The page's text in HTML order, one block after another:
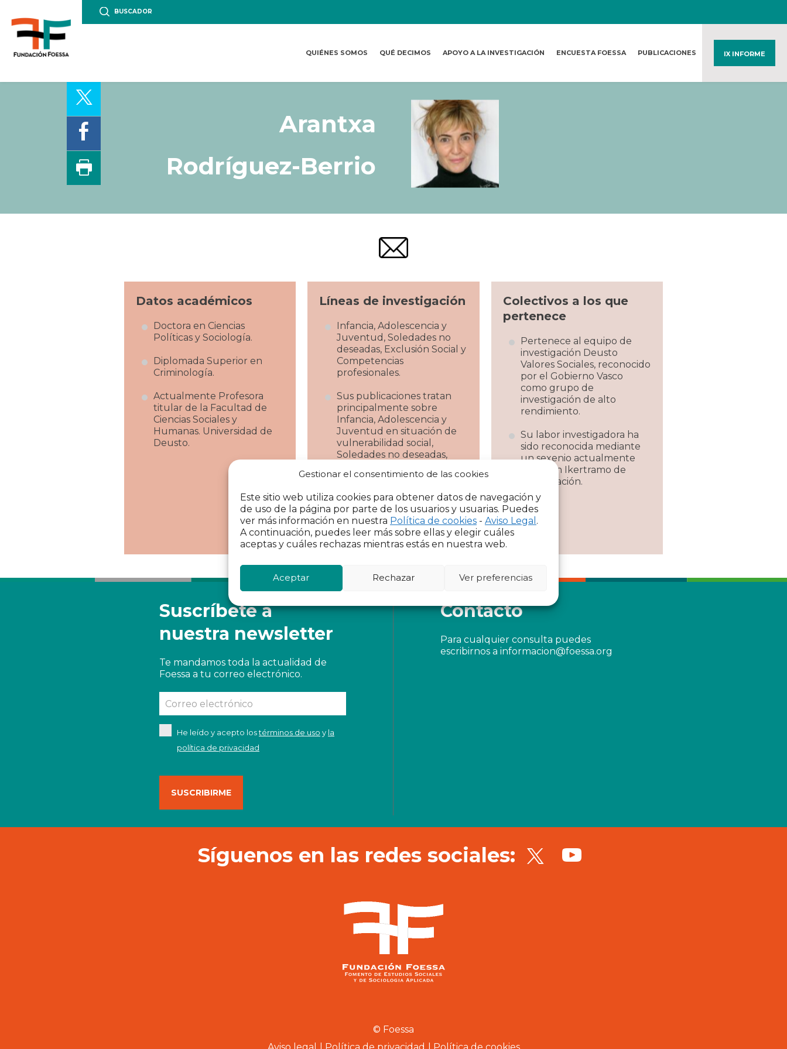
Gestionar el consentimiento de las cookies
Este sitio web utiliza cookies para obtener datos de navegación y
de uso de la página por parte de los usuarios y usuarias. Puedes
ver más información en nuestra Política de cookies - Aviso Legal .
A continuación, puedes leer más sobre ellas y elegir cuáles
aceptas y cuáles rechazas mientras estás en nuestra web.
Aceptar Rechazar Ver preferencias
BUSCADOR
QUIÉNES SOMOS QUÉ DECIMOS APOYO A LA INVESTIGACIÓN ENCUESTA FOESSA PUBLICACIONES IX INFORME
Arantxa
Rodríguez-Berrio
Datos académicos
Doctora en Ciencias
Políticas y Sociología.
Diplomada Superior en
Criminología.
Actualmente Profesora
titular de la Facultad de
Ciencias Sociales y
Humanas. Universidad de
Deusto.
Líneas de investigación
Infancia, Adolescencia y
Juventud, Soledades no
deseadas, Exclusión Social y
Competencias
profesionales.
Sus publicaciones tratan
principalmente sobre
Infancia, Adolescencia y
Juventud en situación de
vulnerabilidad social,
Soledades no deseadas,
Metodología de la
Social y Competencias
profesionales para la
Intervención Social.
Colectivos a los que
pertenece
Pertenece al equipo de
investigación Deusto
Valores Sociales, reconocido
por el Gobierno Vasco
como grupo de
investigación de alto
rendimiento.
Su labor investigadora ha
sido reconocida mediante
un sexenio actualmente
vivo y un Ikertramo de
investigación.
Suscríbete a
nuestra newsletter
Te mandamos toda la actualidad de
Foessa a tu correo electrónico.
He leído y acepto lostérminos de uso y la
política de privacidad
Contacto
Para cualquier consulta puedes
escribirnos a informacion@foessa.org
Síguenos en las redes sociales:
© Foessa